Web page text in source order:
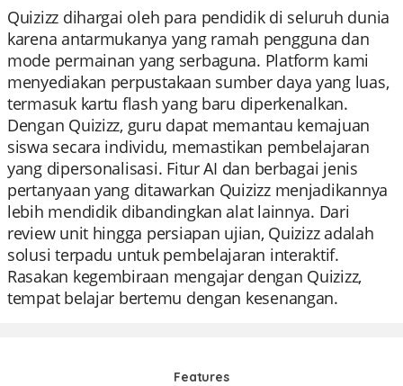
Quizizz dihargai oleh para pendidik di seluruh dunia
karena antarmukanya yang ramah pengguna dan
mode permainan yang serbaguna. Platform kami
menyediakan perpustakaan sumber daya yang luas,
termasuk kartu flash yang baru diperkenalkan.
Dengan Quizizz, guru dapat memantau kemajuan
siswa secara individu, memastikan pembelajaran
yang dipersonalisasi. Fitur AI dan berbagai jenis
pertanyaan yang ditawarkan Quizizz menjadikannya
lebih mendidik dibandingkan alat lainnya. Dari
review unit hingga persiapan ujian, Quizizz adalah
solusi terpadu untuk pembelajaran interaktif.
Rasakan kegembiraan mengajar dengan Quizizz,
tempat belajar bertemu dengan kesenangan.
Features